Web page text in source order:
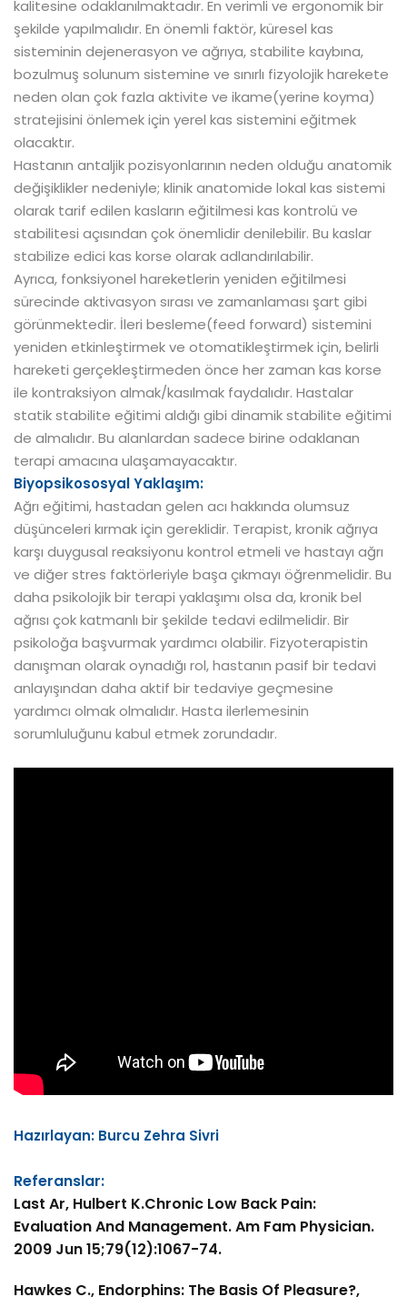
kalitesine odaklanılmaktadır. En verimli ve ergonomik bir
şekilde yapılmalıdır. En önemli faktör, küresel kas
sisteminin dejenerasyon ve ağrıya, stabilite kaybına,
bozulmuş solunum sistemine ve sınırlı fizyolojik harekete
neden olan çok fazla aktivite ve ikame(yerine koyma)
stratejisini önlemek için yerel kas sistemini eğitmek
olacaktır.
Hastanın antaljik pozisyonlarının neden olduğu anatomik
değişiklikler nedeniyle; klinik anatomide lokal kas sistemi
olarak tarif edilen kasların eğitilmesi kas kontrolü ve
stabilitesi açısından çok önemlidir denilebilir. Bu kaslar
stabilize edici kas korse olarak adlandırılabilir.
Ayrıca, fonksiyonel hareketlerin yeniden eğitilmesi
sürecinde aktivasyon sırası ve zamanlaması şart gibi
görünmektedir. İleri besleme(feed forward) sistemini
yeniden etkinleştirmek ve otomatikleştirmek için, belirli
hareketi gerçekleştirmeden önce her zaman kas korse
ile kontraksiyon almak/kasılmak faydalıdır. Hastalar
statik stabilite eğitimi aldığı gibi dinamik stabilite eğitimi
de almalıdır. Bu alanlardan sadece birine odaklanan
terapi amacına ulaşamayacaktır.
Biyopsikososyal Yaklaşım:
Ağrı eğitimi, hastadan gelen acı hakkında olumsuz
düşünceleri kırmak için gereklidir. Terapist, kronik ağrıya
karşı duygusal reaksiyonu kontrol etmeli ve hastayı ağrı
ve diğer stres faktörleriyle başa çıkmayı öğrenmelidir. Bu
daha psikolojik bir terapi yaklaşımı olsa da, kronik bel
ağrısı çok katmanlı bir şekilde tedavi edilmelidir. Bir
psikoloğa başvurmak yardımcı olabilir. Fizyoterapistin
danışman olarak oynadığı rol, hastanın pasif bir tedavi
anlayışından daha aktif bir tedaviye geçmesine
yardımcı olmak olmalıdır. Hasta ilerlemesinin
sorumluluğunu kabul etmek zorundadır.
Hazırlayan: Burcu Zehra Sivri
Referanslar:
Last Ar, Hulbert K.Chronic Low Back Pain:
Evaluation And Management. Am Fam Physician.
2009 Jun 15;79(12):1067-74.
Hawkes C., Endorphins: The Basis Of Pleasure?,